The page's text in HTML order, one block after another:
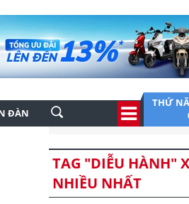
ĐÀN
THỨ
TAG "DIỄU HÀNH"
NHIỀU NHẤT